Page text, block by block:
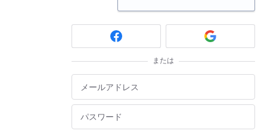
または